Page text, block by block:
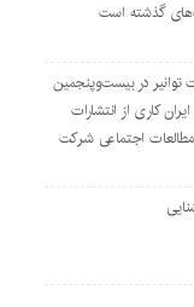
گذشته است
توانیر در بیست‌وپنجمین
کاری از انتشارات
مطالعات اجتماعی شرکت